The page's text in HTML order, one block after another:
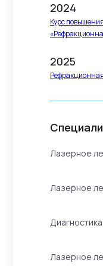
Лазерное
Лазерное
Лазерное
2025
2024
Курс